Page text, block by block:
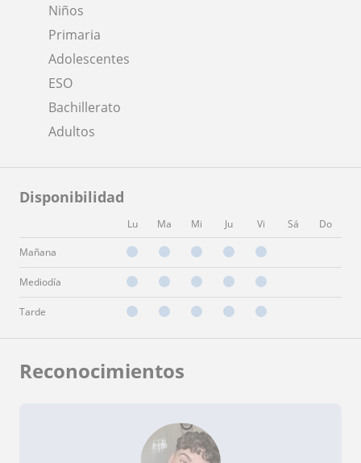
Niños
Primaria
Adolescentes
ESO
Bachillerato
Adultos
Disponibilidad
Lu Ma Mi Ju Vi Sá Do
Mañana
Mediodía
Tarde
Reconocimientos